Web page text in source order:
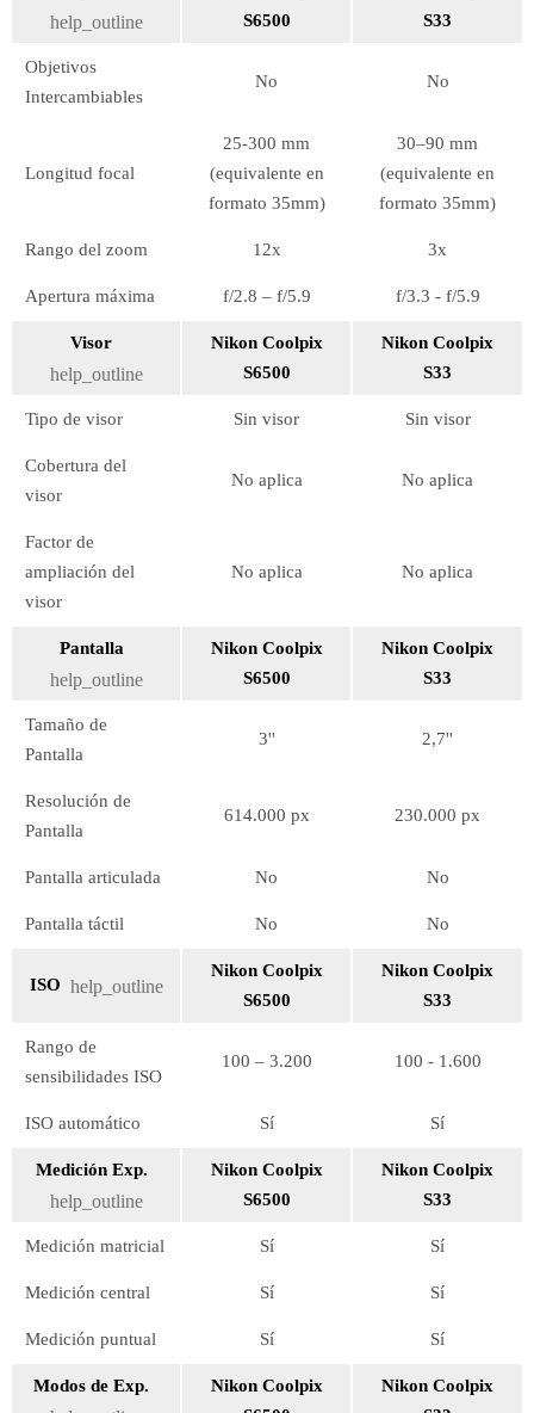
help_outline
S6500
S33
Objetivos
Intercambiables
No No
Longitud focal
25-300 mm
(equivalente en
formato 35mm)
30–90 mm
(equivalente en
formato 35mm)
Rango del zoom 12x 3x
Apertura máxima f/2.8 – f/5.9 f/3.3 - f/5.9
Visor
help_outline
Nikon Coolpix
S6500
Nikon Coolpix
S33
Tipo de visor Sin visor Sin visor
Cobertura del
visor
No aplica No aplica
Factor de
ampliación del
visor
No aplica No aplica
Pantalla
help_outline
Nikon Coolpix
S6500
Nikon Coolpix
S33
Tamaño de
Pantalla
3'' 2,7''
Resolución de
Pantalla
614.000 px 230.000 px
Pantalla articulada No No
Pantalla táctil No No
ISO help_outline
Nikon Coolpix
S6500
Nikon Coolpix
S33
Rango de
sensibilidades ISO
100 – 3.200 100 - 1.600
ISO automático Sí Sí
Medición Exp.
help_outline
Nikon Coolpix
S6500
Nikon Coolpix
S33
Medición matricial Sí Sí
Medición central Sí Sí
Medición puntual Sí Sí
Modos de Exp.
Nikon Coolpix
Nikon Coolpix